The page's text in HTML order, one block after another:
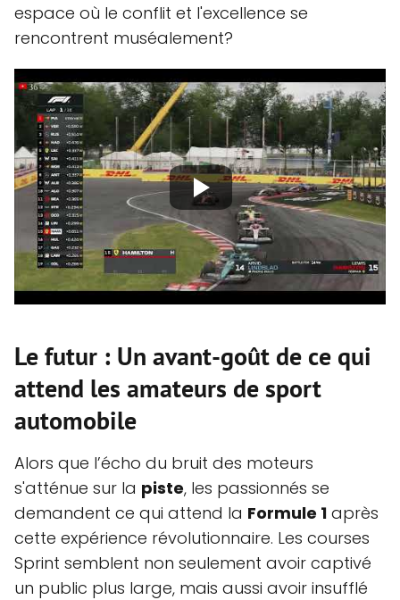
espace où le conflit et l'excellence se
rencontrent muséalement?
Le futur : Un avant-goût de ce qui
attend les amateurs de sport
automobile
Alors que l’écho du bruit des moteurs
s'atténue sur la piste, les passionnés se
demandent ce qui attend la Formule 1 après
cette expérience révolutionnaire. Les courses
Sprint semblent non seulement avoir captivé
un public plus large, mais aussi avoir insufflé